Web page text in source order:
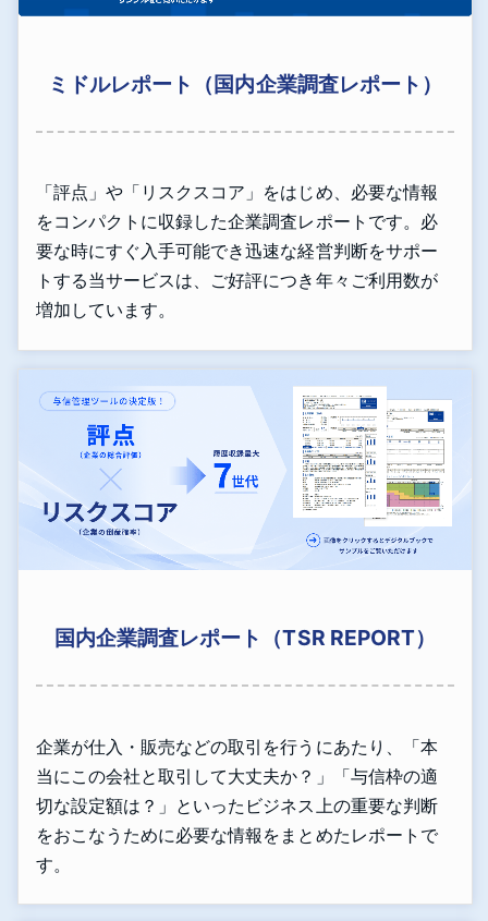
ミドルレポート（国内企業調査レポート）
「評点」や「リスクスコア」をはじめ、必要な情報
をコンパクトに収録した企業調査レポートです。必
要な時にすぐ入手可能でき迅速な経営判断をサポー
トする当サービスは、ご好評につき年々ご利用数が
増加しています。
国内企業調査レポート（TSR REPORT）
企業が仕入・販売などの取引を行うにあたり、「本
当にこの会社と取引して大丈夫か？」「与信枠の適
切な設定額は？」といったビジネス上の重要な判断
をおこなうために必要な情報をまとめたレポートで
す。